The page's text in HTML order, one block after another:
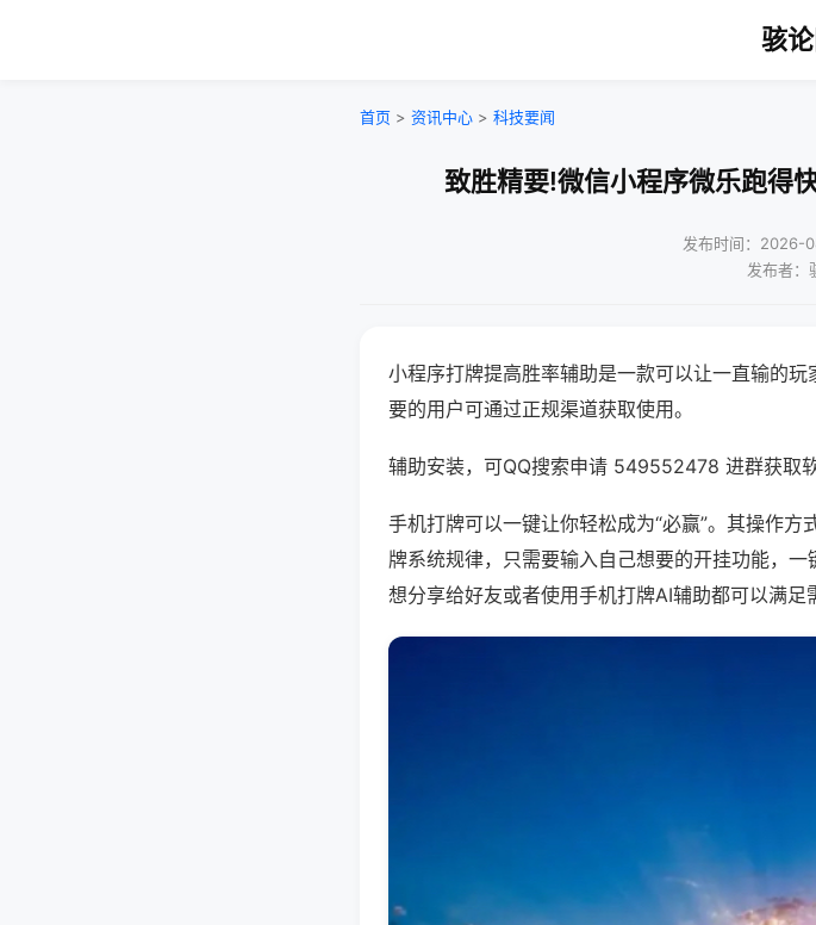
骇
首页 > 资讯中心 > 科技要闻
致胜精要!微信小程序微乐跑得
发布时间：2026-
发布者：
小程序打牌提高胜率辅助是一款可以让一直输的
要的用户可通过正规渠道获取使用。
辅助安装，可QQ搜索申请 549552478 进群获取
手机打牌可以一键让你轻松成为“必赢”。其操作
牌系统规律，只需要输入自己想要的开挂功能，
想分享给好友或者使用手机打牌AI辅助都可以满足